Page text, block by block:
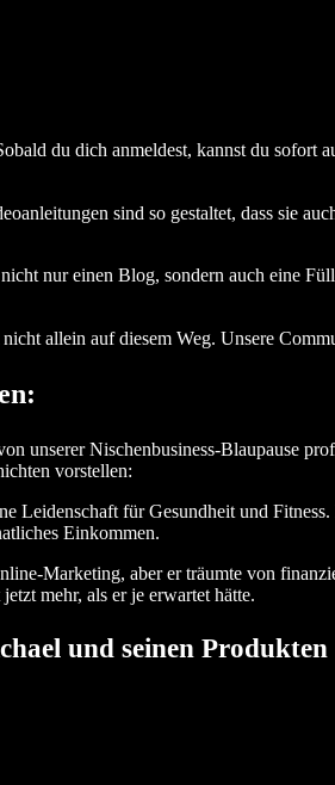
du dich anmeldest, kannst du sofort
sind so gestaltet, dass sie
nur einen Blog, sondern auch eine
allein auf diesem Weg. Unsere
unserer Nischenbusiness-Blaupause
vorstellen:
Leidenschaft für Gesundheit und
Einkommen.
Marketing, aber er träumte von
mehr, als er je erwartet hätte.
und seinen Produkten